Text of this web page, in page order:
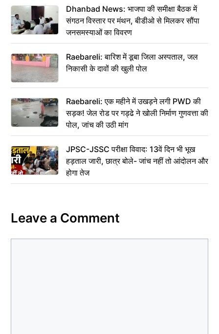
Dhanbad News: भाजपा की समीक्षा बैठक में
संगठन विस्तार पर मंथन, बीडीओ से मिलकर सौंपा
जनसमस्याओं का विवरण
Raebareli: बारिश में डूबा जिला अस्पताल, जल
निकासी के दावों की खुली पोल
Raebareli: एक महीने में उखड़ने लगी PWD की
सड़क! जेल रोड पर गड्ढे ने खोली निर्माण गुणवत्ता की
पोल, जांच की उठी मांग
JPSC-JSSC परीक्षा विवाद: 13वें दिन भी भूख
हड़ताल जारी, छात्र बोले- जांच नहीं तो आंदोलन और
होगा तेज
Leave a Comment